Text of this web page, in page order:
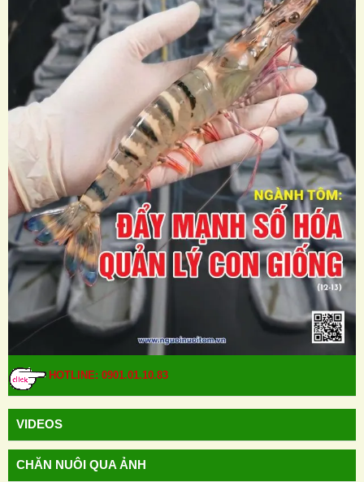
HOTLINE: 0901.01.10.83
VIDEOS
CHĂN NUÔI QUA ẢNH